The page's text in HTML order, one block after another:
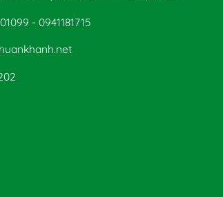
- 0941181715